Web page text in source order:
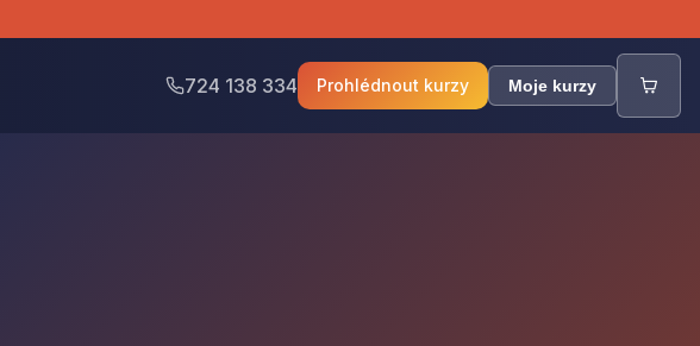
724 138 334 Prohlédnout kurzy